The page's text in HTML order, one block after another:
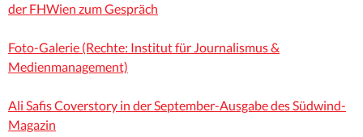
der FHWien zum Gespräch
Foto-Galerie (Rechte: Institut für Journalismus &
Medienmanagement)
Ali Safis Coverstory in der September-Ausgabe des Südwind-
Magazin